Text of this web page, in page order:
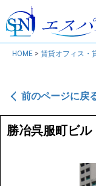
HOME > 賃貸オフィス・
前のページに戻
勝冶呉服町ビル